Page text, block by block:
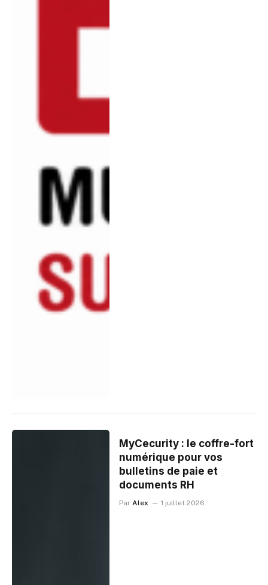
MyCecurity : le coffre-fort
numérique pour vos
bulletins de paie et
documents RH
Par Alex 1 juillet 2026